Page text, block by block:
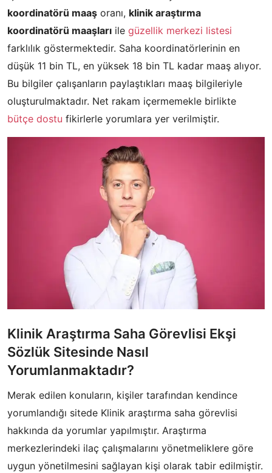
koordinatörü maaş oranı, klinik araştırma
koordinatörü maaşları ile güzellik merkezi listesi
farklılık göstermektedir. Saha koordinatörlerinin en
düşük 11 bin TL, en yüksek 18 bin TL kadar maaş alıyor.
Bu bilgiler çalışanların paylaştıkları maaş bilgileriyle
oluşturulmaktadır. Net rakam içermemekle birlikte
bütçe dostu fikirlerle yorumlara yer verilmiştir.
Klinik Araştırma Saha Görevlisi Ekşi
Sözlük Sitesinde Nasıl
Yorumlanmaktadır?
Merak edilen konuların, kişiler tarafından kendince
yorumlandığı sitede Klinik araştırma saha görevlisi
hakkında da yorumlar yapılmıştır. Araştırma
merkezlerindeki ilaç çalışmalarını yönetmeliklere göre
uygun yönetilmesini sağlayan kişi olarak tabir edilmiştir.